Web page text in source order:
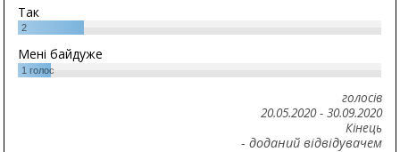
Так
2
Мені байдуже
1 голос
голосів
20.05.2020- 30.09.2020
Кінець
- доданий відвідувачем